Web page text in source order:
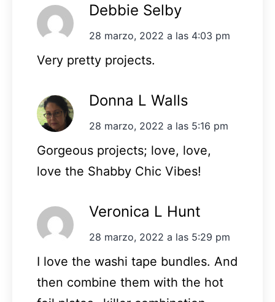
Debbie Selby
28 marzo, 2022 a las 4:03 pm
Very pretty projects.
Donna L Walls
28 marzo, 2022 a las 5:16 pm
Gorgeous projects; love, love,
love the Shabby Chic Vibes!
Veronica L Hunt
28 marzo, 2022 a las 5:29 pm
I love the washi tape bundles. And
then combine them with the hot